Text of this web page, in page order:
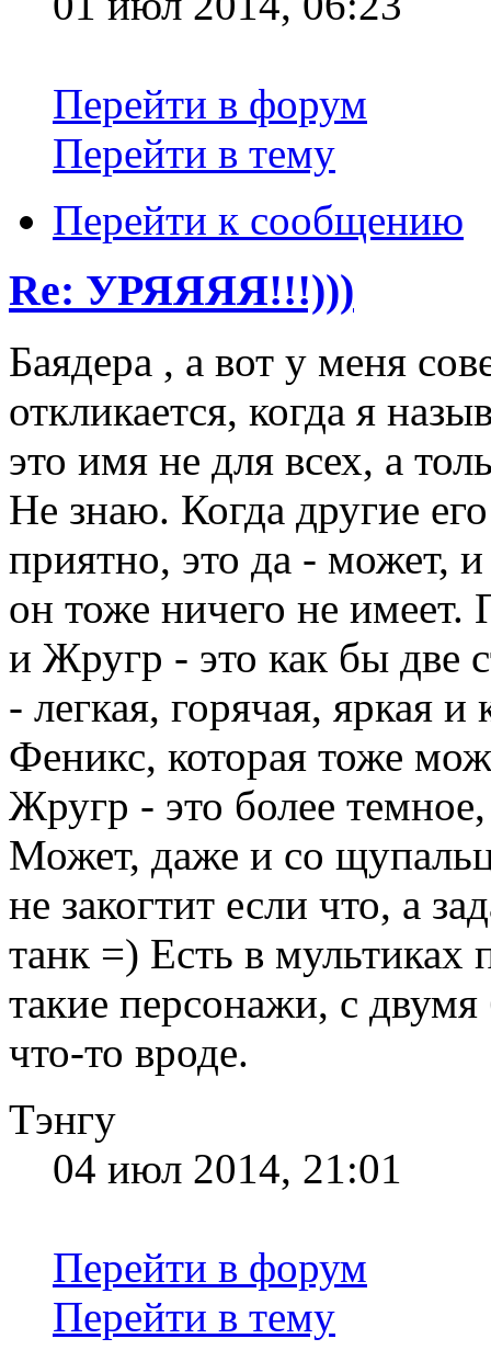
Перейти в форум
Перейти в тему
Перейти к сообщению
Re: УРЯЯЯЯ!!!)))
Баядера , а вот у меня
откликается, когда я
это имя не для всех, а
Не знаю. Когда другие
приятно, это да - может,
он тоже ничего не
и Жругр - это как бы две
- легкая, горячая, яркая
Феникс, которая тоже
Жругр - это более
Может, даже и со
не закогтит если что, а
танк =) Есть в мультиках
такие персонажи, с
что-то вроде.
Тэнгу
04 июл 2014, 21:01
Перейти в форум
Перейти в тему